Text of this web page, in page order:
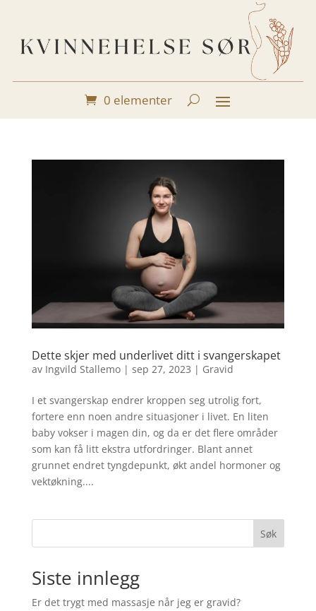
0 elementer
Dette skjer med underlivet ditt i svangerskapet
av Ingvild Stallemo| sep 27, 2023 | Gravid
I et svangerskap endrer kroppen seg utrolig fort,
fortere enn noen andre situasjoner i livet. En liten
baby vokser i magen din, og da er det flere områder
som kan få litt ekstra utfordringer. Blant annet
grunnet endret tyngdepunkt, økt andel hormoner og
vektøkning....
Søk
Siste innlegg
Er det trygt med massasje når jeg er gravid?